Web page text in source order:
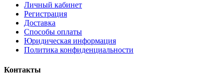
Личный кабинет
Регистрация
Доставка
Способы оплаты
Юридическая информация
Политика конфиденциальности
Контакты